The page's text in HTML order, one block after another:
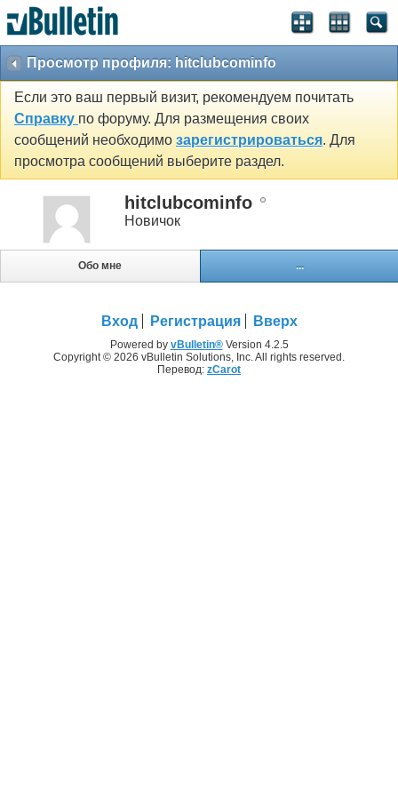
Просмотр профиля: hitclubcominfo
Если это ваш первый визит, рекомендуем почитать
Справку по форуму. Для размещения своих
сообщений необходимо зарегистрироваться. Для
просмотра сообщений выберите раздел.
hitclubcominfo
Новичок
Обо мне ...
Вход Регистрация Вверх
Powered by vBulletin®Version 4.2.5
Copyright © 2026 vBulletin Solutions, Inc. All rights reserved.
Перевод: zCarot